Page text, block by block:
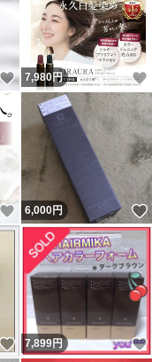
いいね！
7,980円
いいね！
6,000円
いいね！
7,899円